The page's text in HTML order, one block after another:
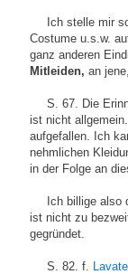
Ich stelle mir
Costume u.s.w.
ganz anderen
Mitleiden, an
S. 67. Die
ist nicht
aufgefallen. Ich
nehmlichen
in der Folge an
Ich billige also
ist nicht zu
gegründet.
S. 82. f.